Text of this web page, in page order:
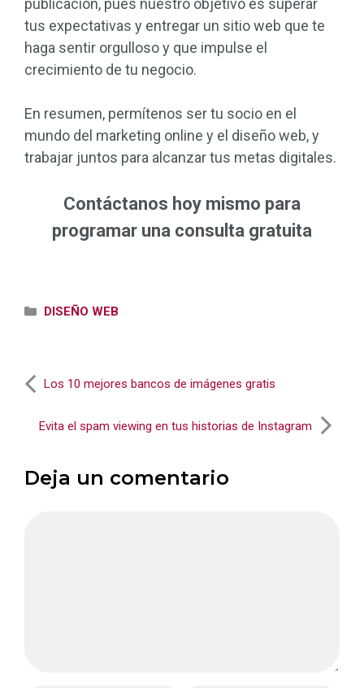
publicación, pues nuestro objetivo es superar
tus expectativas y entregar un sitio web que te
haga sentir orgulloso y que impulse el
crecimiento de tu negocio.
En resumen, permítenos ser tu socio en el
mundo del marketing online y el diseño web, y
trabajar juntos para alcanzar tus metas digitales.
Contáctanos hoy mismo para
programar una consulta gratuita
Categorías
DISEÑO WEB
Los 10 mejores bancos de imágenes gratis
Evita el spam viewing en tus historias de Instagram
Deja un comentario